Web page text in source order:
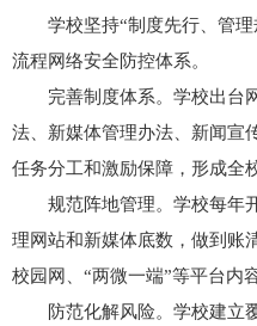
学校坚持“制度先行、管
流程网络安全防控体系。
完善制度体系。学校出台
法、新媒体管理办法、新闻宣
任务分工和激励保障，形成全
规范阵地管理。学校每年
理网站和新媒体底数，做到账
校园网、“两微一端”等平台内
防范化解风险。学校建立